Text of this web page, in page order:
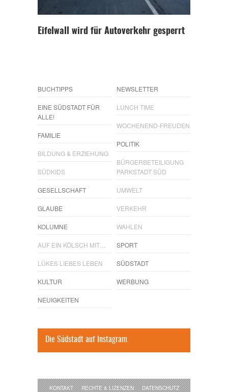
Eifelwall wird für Autoverkehr gesperrt
BUCHTIPPS
EINE SÜDSTADT FÜR
ALLE!
FAMILIE
BILDUNG & ERZIEHUNG
SÜDKIDS
GESELLSCHAFT
GLAUBE
KOLUMNE
AUF EIN KÖLSCH MIT…
LÜKES LIEBES LEBEN
KULTUR
NEUIGKEITEN
NEWSLETTER
LUNCH TIME
WOCHENEND-FREUDEN
POLITIK
BÜRGERBETEILIGUNG
PARKSTADT SÜD
UMWELT
VERKEHR
WAHLEN
SPORT
SÜDSTADT
WERBUNG
Die Südstadt auf Instagram.
KONTAKT RECHTE & LIZENZEN DATENSCHUTZ